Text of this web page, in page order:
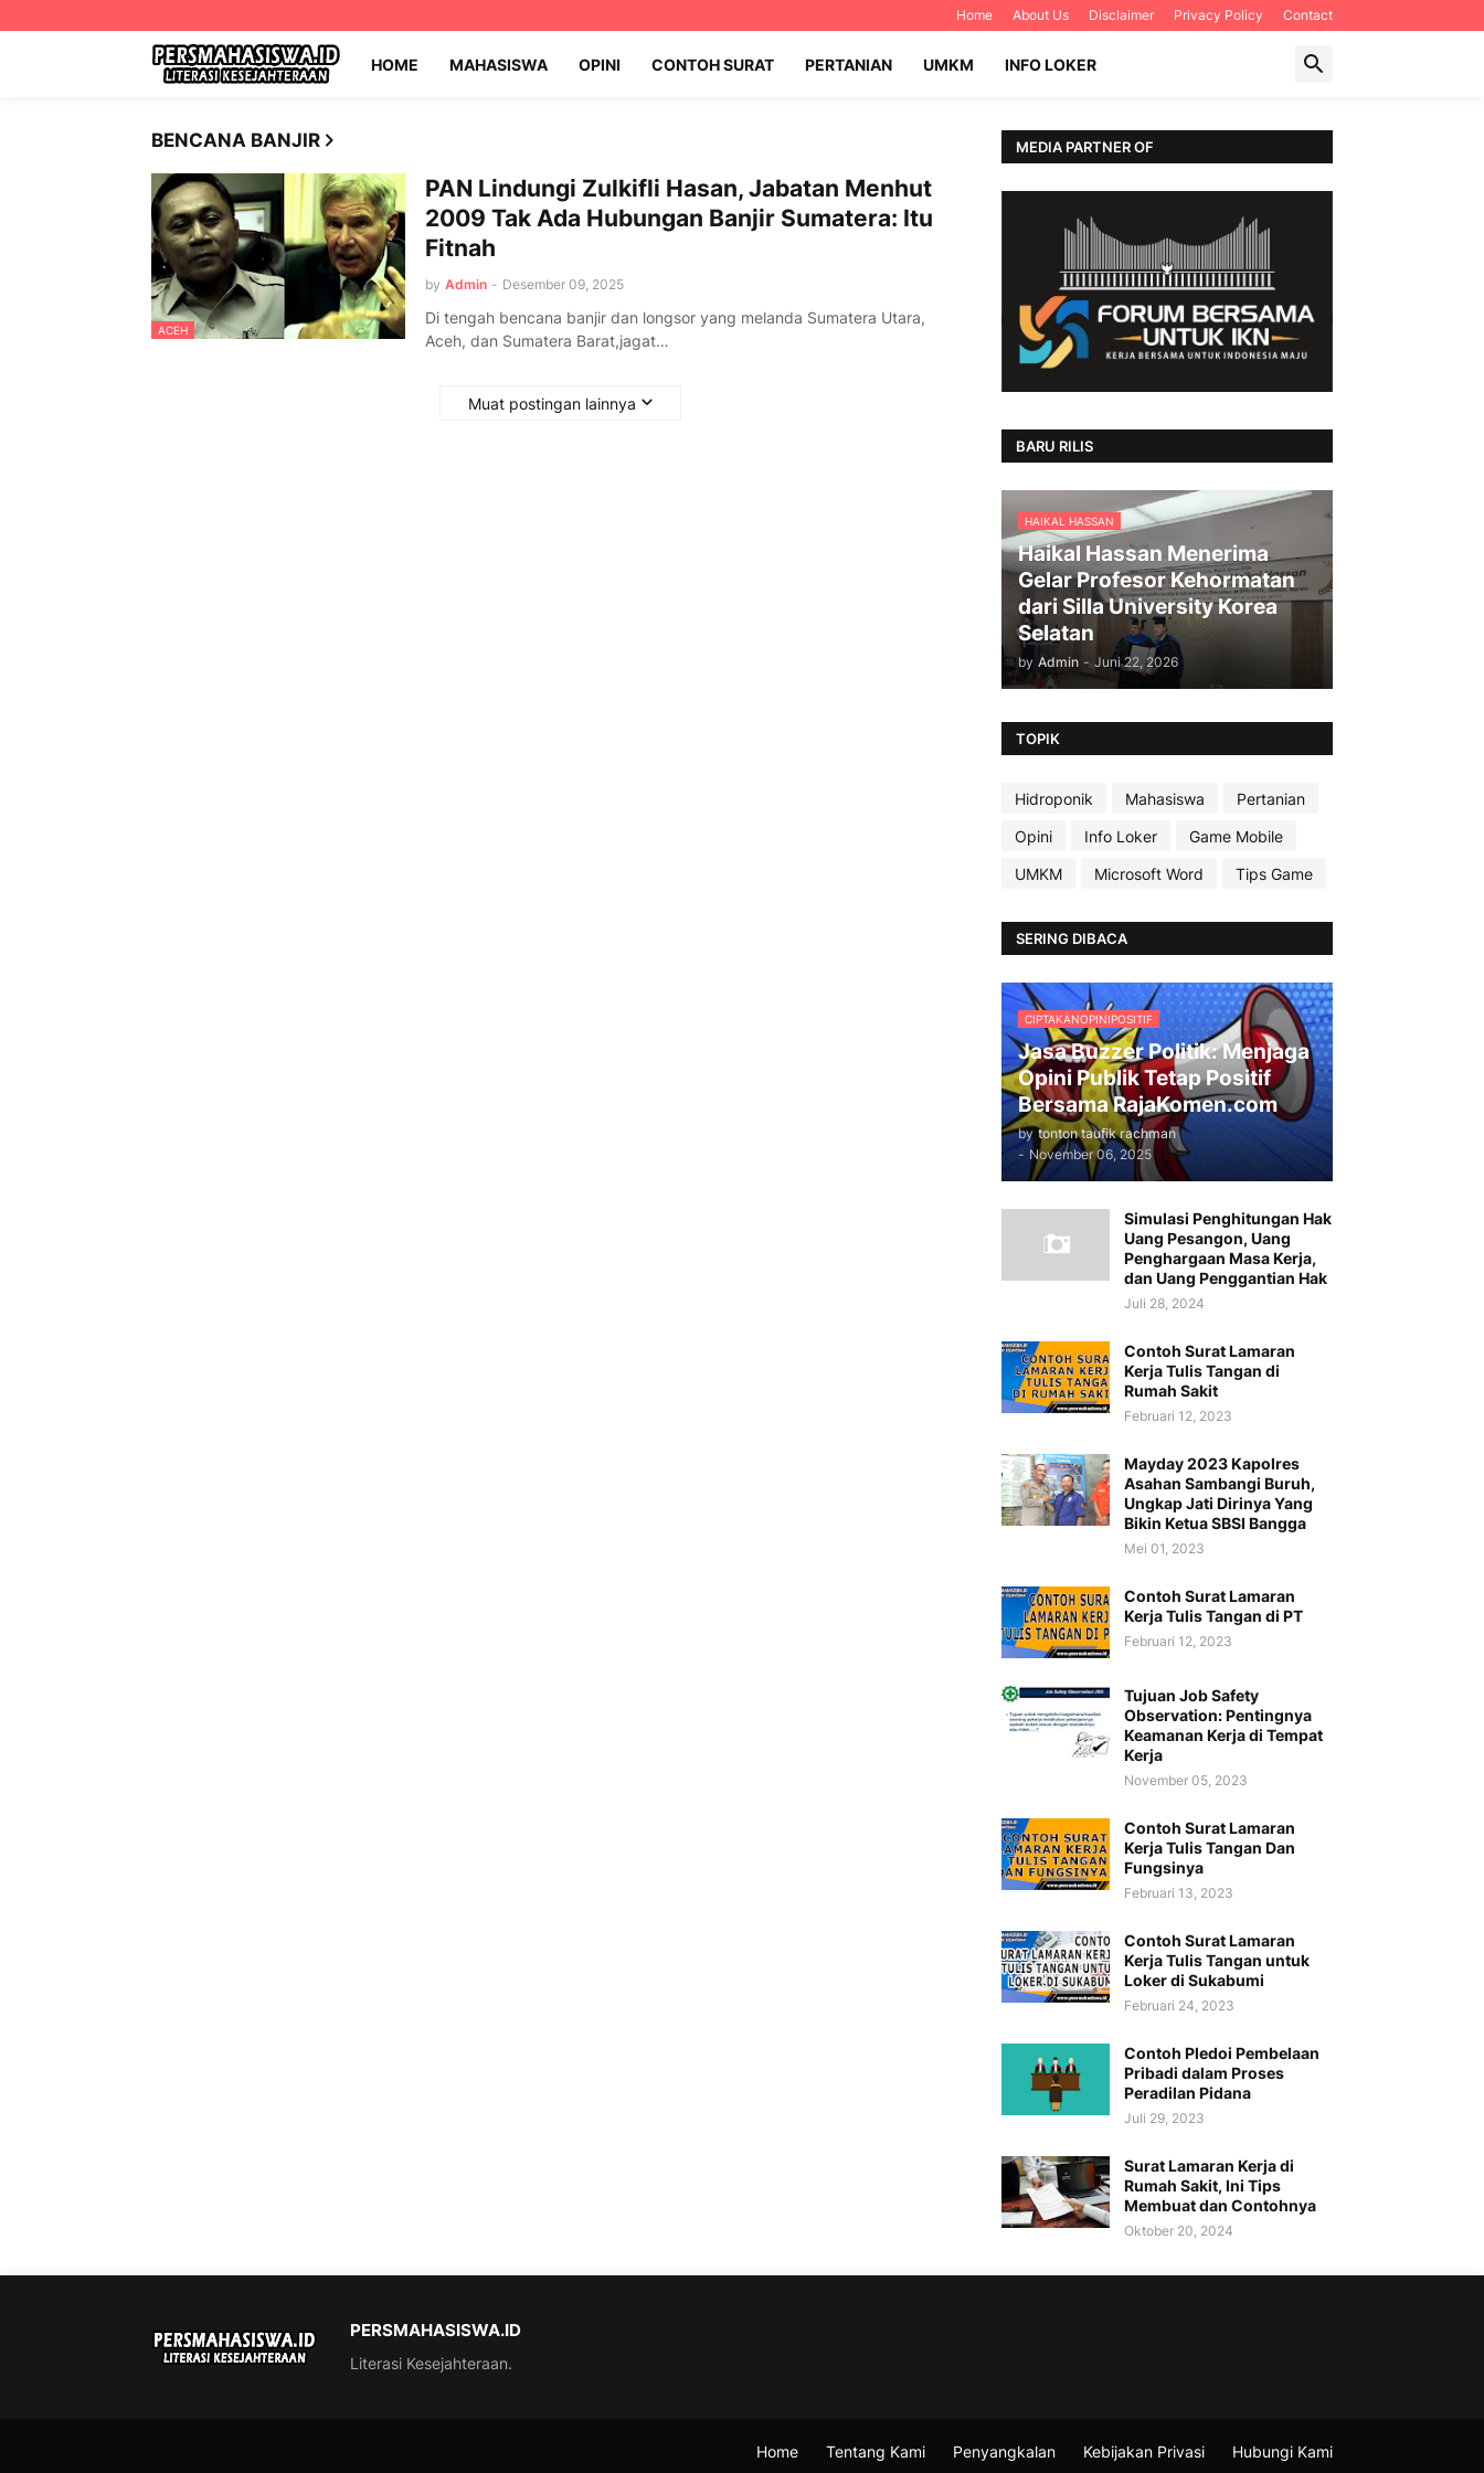
Home About Us Disclaimer Privacy Policy Contact
HOME MAHASISWA OPINI CONTOH SURAT PERTANIAN UMKM INFO LOKER
BENCANA BANJIR
ACEH
PAN Lindungi Zulkifli Hasan, Jabatan Menhut
2009 Tak Ada Hubungan Banjir Sumatera: Itu
Fitnah
by Admin - Desember 09, 2025
Di tengah bencana banjir dan longsor yang melanda Sumatera Utara,
Aceh, dan Sumatera Barat,jagat…
Muat postingan lainnya
MEDIA PARTNER OF
BARU RILIS
HAIKAL HASSAN
Haikal Hassan Menerima
Gelar Profesor Kehormatan
dari Silla University Korea
Selatan
by Admin - Juni 22, 2026
TOPIK
Hidroponik Mahasiswa
Pertanian
Opini
Info Loker
Game Mobile
UMKM
Microsoft Word Tips Game
SERING DIBACA
CIPTAKANOPINIPOSITIF
Jasa Buzzer Politik: Menjaga
Opini Publik Tetap Positif
Bersama RajaKomen.com
by tonton taufik rachman
- November 06, 2025
Simulasi Penghitungan Hak
Uang Pesangon, Uang
Penghargaan Masa Kerja,
dan Uang Penggantian Hak
Juli 28, 2024
Contoh Surat Lamaran
Kerja Tulis Tangan di
Rumah Sakit
Februari 12, 2023
Mayday 2023 Kapolres
Asahan Sambangi Buruh,
Ungkap Jati Dirinya Yang
Bikin Ketua SBSI Bangga
Mei 01, 2023
Contoh Surat Lamaran
Kerja Tulis Tangan di PT
Februari 12, 2023
Tujuan Job Safety
Observation: Pentingnya
Keamanan Kerja di Tempat
Kerja
November 05, 2023
Contoh Surat Lamaran
Kerja Tulis Tangan Dan
Fungsinya
Februari 13, 2023
Contoh Surat Lamaran
Kerja Tulis Tangan untuk
Loker di Sukabumi
Februari 24, 2023
Contoh Pledoi Pembelaan
Pribadi dalam Proses
Peradilan Pidana
Juli 29, 2023
Surat Lamaran Kerja di
Rumah Sakit, Ini Tips
Membuat dan Contohnya
Oktober 20, 2024
PERSMAHASISWA.ID
Literasi Kesejahteraan.
Home Tentang Kami Penyangkalan Kebijakan Privasi Hubungi Kami